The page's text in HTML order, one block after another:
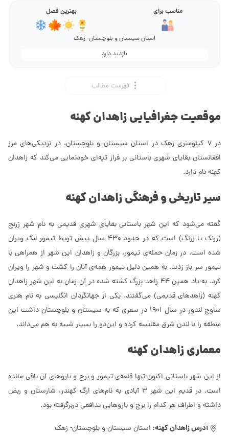
مناسب برای بهترین فصل
استان سیستان و بلوچستان- زهک
بازدید دارد
فهرست مطالب
موقعیت جغرافیایی زاهدان کهنه
در 7 کیلومتری زهک در استان سیستان و بلوچستان، در نزدیکی‌های مرز
افغانستان بقایای شهری باستانی بر فراز تپه‌ای خودنمایی می‌کند که زاهدان
کهنه نام دارد.
سیر تاریخی و فرهنگی زاهدان کهنه
گفته می‌شود که این شهر باستانی بقایای شهری قدیمی به نام شهر زرنج
(زرنک یا زرنگ) است که در حدود 430 سال پیش تویط تیمور لنگ ویران
شده است. در زمان حمله‌ی تیمور، بزرگان و زاهدان این شهر از همراهی با
تیمور سر باز زدند. به همین دلیل تیمور همه‌ی آنان را کشت و شهر را ویران
کرد. به یاد همین 44 زاهد بزرگ کشته شده در آن زمان به این شهر زاهدان
کهنه (زاهدهای قدیمی) می‌گفتند. یکی از جهانگردان انگلیسی به نام هنری
ساوج لندور در سال 1901 در سفری که به سیستان و بلوچستان داشت این
منطقه را با لندن شرق مقایسه کرده و این‌دو را بسیار شبیه به هم می‌داند.
معماری زاهدان کهنه
از این شهر باستانی اکنون تنها قلعه‌ی تیمور و برج و باروهای آن باقی مانده
است. در قدیم این شهر 3 آبادی به نام‌های ارگ کهندر، شارستان و ربض
داشته و اطراف هر کدام را برج و باروهایی تدافعی دربرگرفته بود.
آدرس زاهدان کهنه: استان سیستان و بلوچستان- زهک